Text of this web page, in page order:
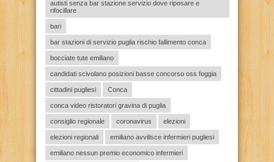
autisti senza bar stazione servizio dove riposare e
rifocillare
bari
bar stazioni di servizio puglia rischio fallimento conca
bocciate tute emiliano
candidati scivolano posizioni basse concorso oss foggia
cittadini pugliesi Conca
conca video ristoratori gravina di puglia
consiglio regionale coronavirus elezioni
elezioni regionali emiliano avvilisce infermieri pugliesi
emiliano nessun premio economico infermieri